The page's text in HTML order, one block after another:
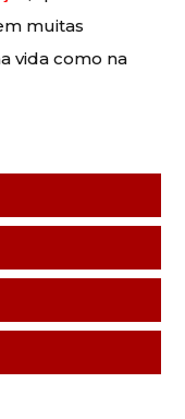
muitas
vida como na